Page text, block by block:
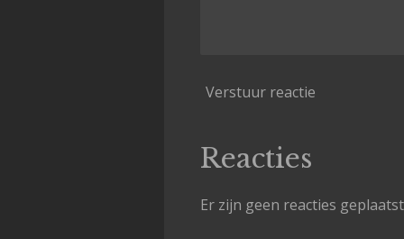
Verstuur reactie
Reacties
Er zijn geen reacties